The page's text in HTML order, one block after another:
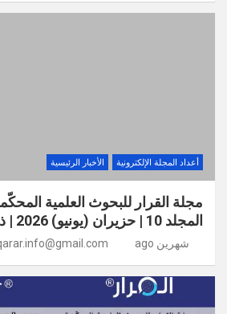
أعداد المجلة الإلكترونية الأخبار الرئيسية
مجلة القرار للبحوث العلمية
المجلد 10 | حزيران (يونيو) 2026 | ذو الحجة 1447
شهرين ago